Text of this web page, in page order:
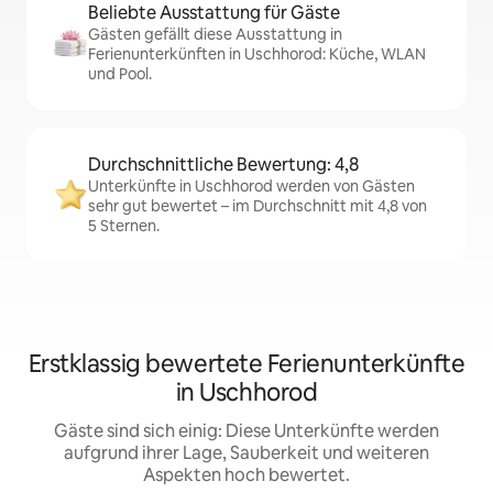
Beliebte Ausstattung für Gäste
Gästen gefällt diese Ausstattung in
Ferienunterkünften in Uschhorod: Küche, WLAN
und Pool.
Durchschnittliche Bewertung: 4,8
Unterkünfte in Uschhorod werden von Gästen
sehr gut bewertet – im Durchschnitt mit 4,8 von
5 Sternen.
Erstklassig bewertete Ferienunterkünfte
in Uschhorod
Gäste sind sich einig: Diese Unterkünfte werden
aufgrund ihrer Lage, Sauberkeit und weiteren
Aspekten hoch bewertet.